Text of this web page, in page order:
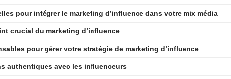
pour intégrer le marketing d’influence dans votre mix média
crucial du marketing d’influence
pour gérer votre stratégie de marketing d’influence
authentiques avec les influenceurs